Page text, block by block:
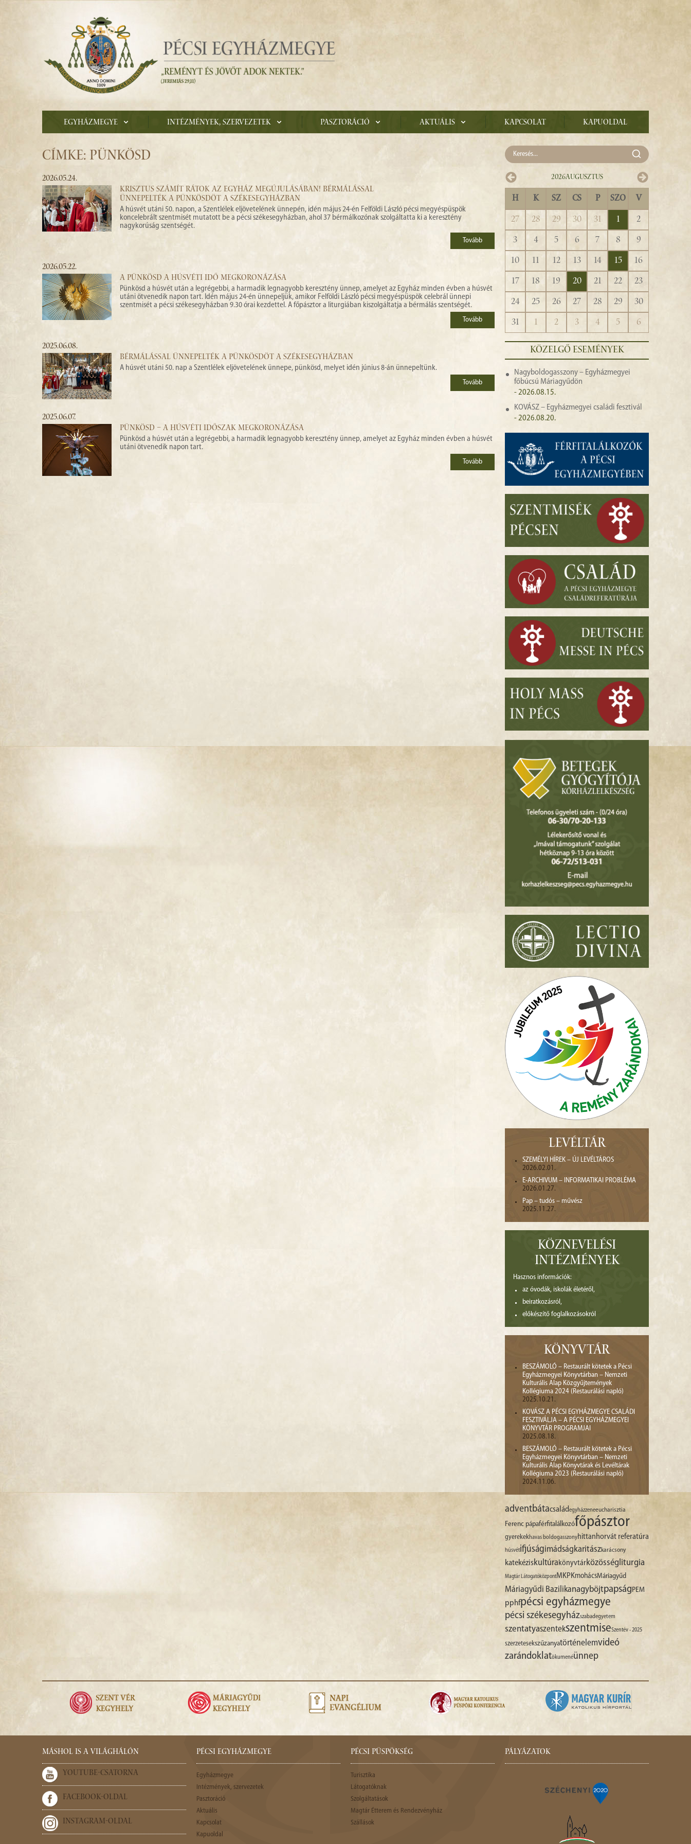
Egyházmegye Intézmények, szervezetek Pasztoráció Aktuális Kapcsolat Kapuoldal
CÍMKE: PÜNKÖSD
2026.05.24.
KRISZTUS SZÁMÍT RÁTOK AZ EGYHÁZ MEGÚJULÁSÁBAN! BÉRMÁLÁSSAL
ÜNNEPELTÉK A PÜNKÖSDÖT A SZÉKESEGYHÁZBAN
A húsvét utáni 50. napon, a Szentlélek eljövetelének ünnepén, idén május 24-én Felföldi László pécsi megyéspüspök
koncelebrált szentmisét mutatott be a pécsi székesegyházban, ahol 37 bérmálkozónak szolgáltatta ki a keresztény
nagykorúság szentségét.
Tovább
2026.05.22.
A PÜNKÖSD A HÚSVÉTI IDŐ MEGKORONÁZÁSA
Pünkösd a húsvét után a legrégebbi, a harmadik legnagyobb keresztény ünnep, amelyet az Egyház minden évben a húsvét
utáni ötvenedik napon tart. Idén május 24-én ünnepeljük, amikor Felföldi László pécsi megyéspüspök celebrál ünnepi
szentmisét a pécsi székesegyházban 9.30 órai kezdettel. A főpásztor a liturgiában kiszolgáltatja a bérmálás szentségét.
Tovább
2025.06.08.
BÉRMÁLÁSSAL ÜNNEPELTÉK A PÜNKÖSDÖT A SZÉKESEGYHÁZBAN
A húsvét utáni 50. nap a Szentlélek eljövetelének ünnepe, pünkösd, melyet idén június 8-án ünnepeltünk.
Tovább
2025.06.07.
PÜNKÖSD – A HÚSVÉTI IDŐSZAK MEGKORONÁZÁSA
Pünkösd a húsvét után a legrégebbi, a harmadik legnagyobb keresztény ünnep, amelyet az Egyház minden évben a húsvét
utáni ötvenedik napon tart.
Tovább
2026Augusztus
H K SZ CS P SZO V
27 28 29 30 31 1
2
3
4 5 6 7 8
9
10
11 12 13 14 15
16
17
18 19 20 21 22
23
24
25 26 27 28 29
30
31
1 2 3 4 5 6
KÖZELGŐ ESEMÉNYEK
Nagyboldogasszony – Egyházmegyei
főbúcsú Máriagyűdön
- 2026.08.15.
KOVÁSZ – Egyházmegyei családi fesztivál
- 2026.08.20.
LEVÉLTÁR
SZEMÉLYI HÍREK – ÚJ LEVÉLTÁROS
2026.02.01.
E-ARCHIVUM – INFORMATIKAI PROBLÉMA
2026.01.27.
Pap – tudós – művész
2025.11.27.
KÖZNEVELÉSI
INTÉZMÉNYEK
Hasznos információk:
az óvodák, iskolák életéről,
beiratkozásról,
előkészítő foglalkozásokról
KÖNYVTÁR
BESZÁMOLÓ – Restaurált kötetek a Pécsi
Egyházmegyei Könyvtárban – Nemzeti
Kulturális Alap Közgyűjtemények
Kollégiuma 2024 (Restaurálási napló)
2025.10.21.
KOVÁSZ A PÉCSI EGYHÁZMEGYE CSALÁDI
FESZTIVÁLJA – A PÉCSI EGYHÁZMEGYEI
KÖNYVTÁR PROGRAMJAI
2025.08.18.
BESZÁMOLÓ – Restaurált kötetek a Pécsi
Egyházmegyei Könyvtárban – Nemzeti
Kulturális Alap Könyvtárak és Levéltárak
Kollégiuma 2023 (Restaurálási napló)
2024.11.06.
adventbátacsaládegyházzeneeucharisztia
Ferenc pápaférfitalálkozófőpásztor
gyerekekhavas boldogasszonyhittanhorvát referatúra
húsvétifjúságimádságkaritászkarácsony
katekéziskultúra könyvtárközösségliturgia
Magtár LátogatóközpontMKPKmohácsMáriagyűd
Máriagyűdi Bazilikanagyböjtpapság PEM
pphfpécsi egyházmegye
pécsi székesegyházszabadegyetem
szentatyaszentekszentmiseSzentév - 2025
szerzetesekszűzanyatörténelemvideó
zarándoklatökumenéünnep
MÁSHOL IS A VILÁGHÁLÓN
YOUTUBE-CSATORNA
FACEBOOK-OLDAL
INSTAGRAM-OLDAL
PÉCSI EGYHÁZMEGYE
Egyházmegye
Intézmények, szervezetek
Pasztoráció
Aktuális
Kapcsolat
Kapuoldal
PÉCSI PÜSPÖKSÉG
Turisztika
Látogatóknak
Szolgáltatások
Magtár Étterem és Rendezvényház
Szállások
PÁLYÁZATOK